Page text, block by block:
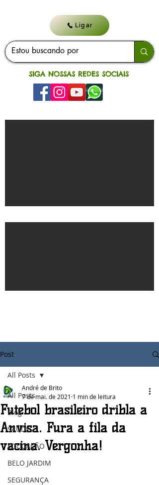
Ligar
SIGA NOSSAS REDES SOCIAIS
Post
All Posts
Blog
SAÚDE
EDUCAÇÃO
BELO JARDIM
SEGURANÇA
All Posts
Futebol brasileiro dribla a
Anvisa. Fura a fila da
vacina. Vergonha!
André de Brito
7 de mai. de 2021 1 min de leitura